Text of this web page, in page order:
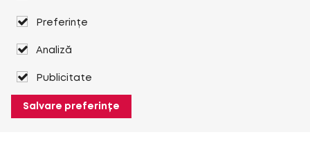
Preferințe
Analiză
Publicitate
Salvare preferințe